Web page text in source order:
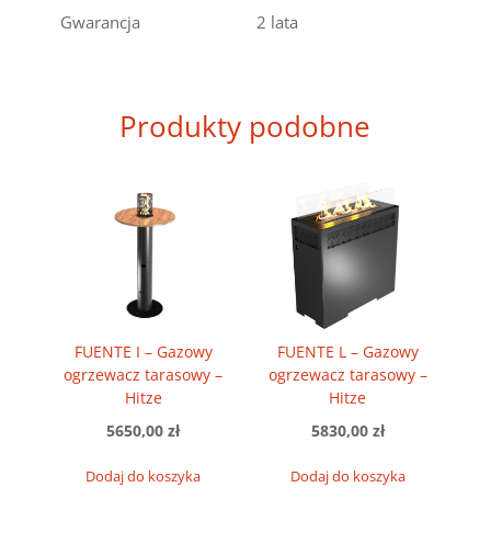
Gwarancja 2 lata
Produkty podobne
FUENTE I – Gazowy
ogrzewacz tarasowy –
Hitze
5650,00zł
Dodaj do koszyka
FUENTE L – Gazowy
ogrzewacz tarasowy –
Hitze
5830,00 zł
Dodaj do koszyka